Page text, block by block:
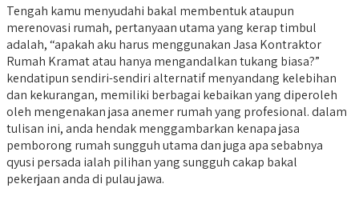
Tengah kamu menyudahi bakal membentuk ataupun
merenovasi rumah, pertanyaan utama yang kerap timbul
adalah, “apakah aku harus menggunakan Jasa Kontraktor
Rumah Kramat atau hanya mengandalkan tukang biasa?”
kendatipun sendiri-sendiri alternatif menyandang kelebihan
dan kekurangan, memiliki berbagai kebaikan yang diperoleh
oleh mengenakan jasa anemer rumah yang profesional. dalam
tulisan ini, anda hendak menggambarkan kenapa jasa
pemborong rumah sungguh utama dan juga apa sebabnya
qyusi persada ialah pilihan yang sungguh cakap bakal
pekerjaan anda di pulau jawa.